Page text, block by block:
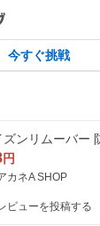
今すぐ挑戦
円
カネA SHOP
ビューを投稿する